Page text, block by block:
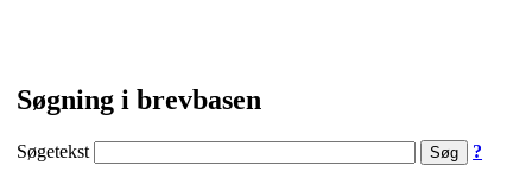
Søgning i brevbasen
Søgetekst ?